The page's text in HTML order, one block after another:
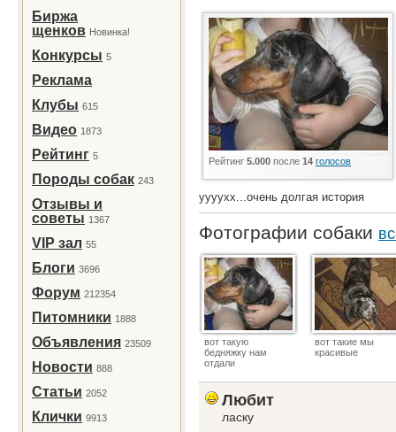
Биржа
щенков Новинка!
Конкурсы 5
Реклама
Клубы 615
Видео 1873
Рейтинг 5
Породы собак 243
Отзывы и
советы 1367
VIP зал 55
Блоги 3696
Форум 212354
Питомники 1888
Объявления 23509
Новости 888
Статьи 2052
Клички 9913
Рейтинг 5.000 после 14 голосов
уууухх...очень долгая история
Фотографии собаки
вот такую
бедняжку нам
отдали
вот такие мы
красивые
Любит
ласку